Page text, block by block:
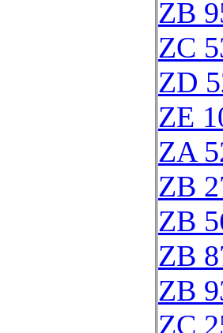
ZB
ZC
ZD
ZE
ZA
ZB
ZB
ZB
ZB
ZC